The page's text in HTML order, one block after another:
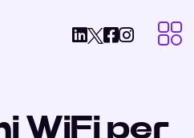
WiFi per